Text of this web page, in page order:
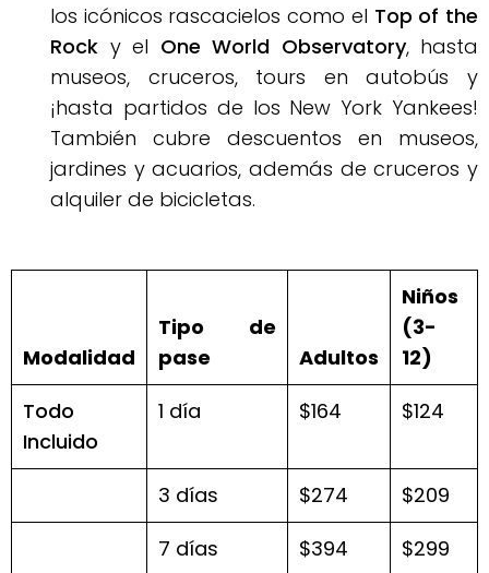
los icónicos rascacielos como el Top of the
Rock y el One World Observatory, hasta
museos, cruceros, tours en autobús y
¡hasta partidos de los New York Yankees!
También cubre descuentos en museos,
jardines y acuarios, además de cruceros y
alquiler de bicicletas.
Modalidad
Tipo de
pase
Adultos
Niños
(3-
12)
Todo
Incluido
1 día $164 $124
3 días $274
$209
7 días
$394
$299